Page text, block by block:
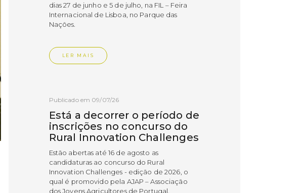
dias 27 de junho e 5 de julho, na FIL – Feira
Internacional de Lisboa, no Parque das
Nações.
LER MAIS
Publicado em 09/07/26
Está a decorrer o período de
inscrições no concurso do
Rural Innovation Challenges
Estão abertas até 16 de agosto as
candidaturas ao concurso do Rural
Innovation Challenges - edição de 2026, o
qual é promovido pela AJAP – Associação
dos Jovens Agricultores de Portugal.